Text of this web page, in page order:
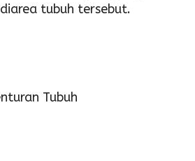
tubuh tersebut.
Tubuh